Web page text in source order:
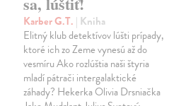
Karber G.T. | Kniha
Elitný klub detektívov lúšti prípady,
ktoré ich zo Zeme vynesú až do
vesmíru Ako rozlúštia naši štyria
mladí pátrači intergalaktické
záhady? Hekerka Olivia Drsniačka